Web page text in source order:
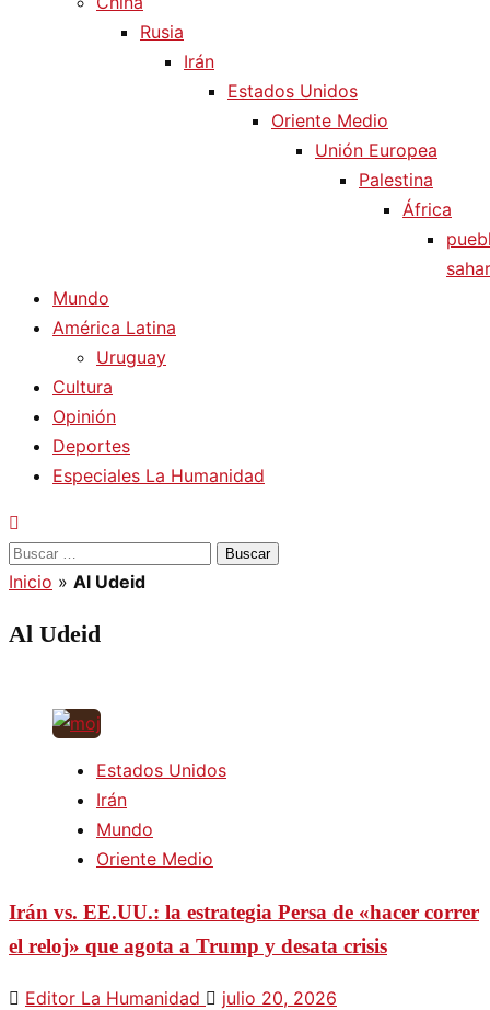
Rusia
Irán
Estados Unidos
Oriente Medio
Unión Europea
Palestina
África
Mundo
América Latina
Uruguay
Cultura
Opinión
Deportes
Especiales La Humanidad
Buscar:
Inicio » Al Udeid
Al Udeid
Estados Unidos
Irán
Mundo
Oriente Medio
Irán vs. EE.UU.: la estrategia Persa de «hacer correr
el reloj» que agota a Trump y desata crisis
Editor La Humanidad julio 20, 2026